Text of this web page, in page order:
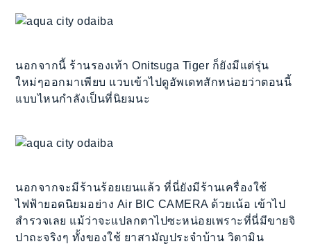
นอกจากนี้ ร้านรองเท้า Onitsuga Tiger ก็ยังมีแต่รุ่น
ใหม่ๆออกมาเพียบ แวบเข้าไปดูอัพเดทสักหน่อยว่าตอนนี้
แบบไหนกำลังเป็นที่นิยมนะ
นอกจากจะมีร้านร้อยเยนแล้ว ที่นี่ยังมีร้านเครื่องใช้
ไฟฟ้ายอดนิยมอย่าง Air BIC CAMERA ด้วยเน้อ เข้าไป
สำรวจเลย แม้ว่าจะแปลกตาไปซะหน่อยเพราะที่นี่มีขายจิ
ปาถะจริงๆ ทั้งของใช้ ยาสามัญประจำบ้าน วิตามิน